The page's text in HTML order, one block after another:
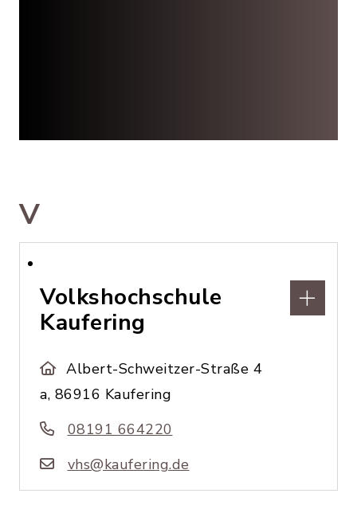
V
Volkshochschule
Kaufering
Albert-Schweitzer-Straße 4
a, 86916 Kaufering
08191 664220
vhs@kaufering.de